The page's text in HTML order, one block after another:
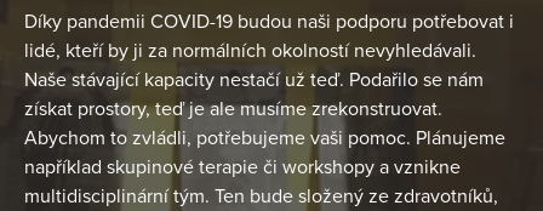
Díky pandemii COVID-19 budou naši podporu potřebovat i
lidé, kteří by ji za normálních okolností nevyhledávali.
Naše stávající kapacity nestačí už teď. Podařilo se nám
získat prostory, teď je ale musíme zrekonstruovat.
Abychom to zvládli, potřebujeme vaši pomoc. Plánujeme
například skupinové terapie či workshopy a vznikne
multidisciplinární tým. Ten bude složený ze zdravotníků,